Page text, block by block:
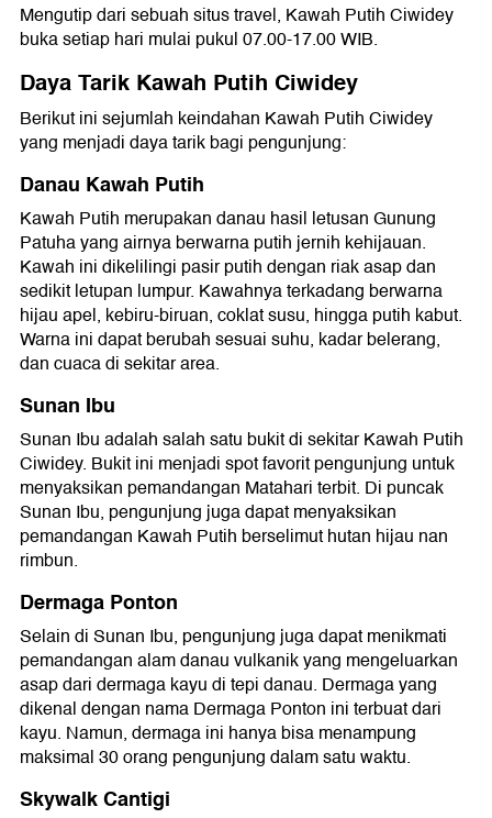
Mengutip dari sebuah situs travel, Kawah Putih Ciwidey
buka setiap hari mulai pukul 07.00-17.00 WIB.
Daya Tarik Kawah Putih Ciwidey
Berikut ini sejumlah keindahan Kawah Putih Ciwidey
yang menjadi daya tarik bagi pengunjung:
Danau Kawah Putih
Kawah Putih merupakan danau hasil letusan Gunung
Patuha yang airnya berwarna putih jernih kehijauan.
Kawah ini dikelilingi pasir putih dengan riak asap dan
sedikit letupan lumpur. Kawahnya terkadang berwarna
hijau apel, kebiru-biruan, coklat susu, hingga putih kabut.
Warna ini dapat berubah sesuai suhu, kadar belerang,
dan cuaca di sekitar area.
Sunan Ibu
Sunan Ibu adalah salah satu bukit di sekitar Kawah Putih
Ciwidey. Bukit ini menjadi spot favorit pengunjung untuk
menyaksikan pemandangan Matahari terbit. Di puncak
Sunan Ibu, pengunjung juga dapat menyaksikan
pemandangan Kawah Putih berselimut hutan hijau nan
rimbun.
Dermaga Ponton
Selain di Sunan Ibu, pengunjung juga dapat menikmati
pemandangan alam danau vulkanik yang mengeluarkan
asap dari dermaga kayu di tepi danau. Dermaga yang
dikenal dengan nama Dermaga Ponton ini terbuat dari
kayu. Namun, dermaga ini hanya bisa menampung
maksimal 30 orang pengunjung dalam satu waktu.
Skywalk Cantigi